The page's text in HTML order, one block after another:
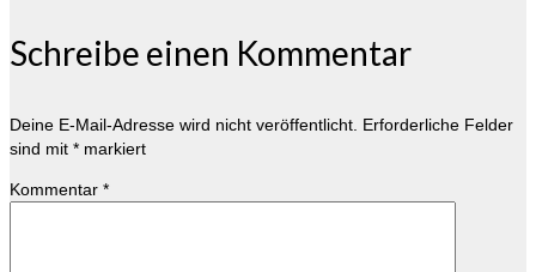
Schreibe einen Kommentar
Deine E-Mail-Adresse wird nicht veröffentlicht. Erforderliche Felder
sind mit * markiert
Kommentar *